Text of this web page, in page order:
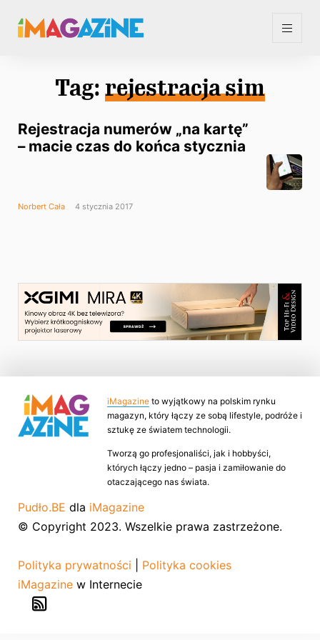
Tag: rejestracja sim
Rejestracja numerów „na kartę”
– macie czas do końca stycznia
Norbert Cała 4 stycznia 2017
iMagazine to wyjątkowy na polskim rynku
magazyn, który łączy ze sobą lifestyle, podróże i
sztukę ze światem technologii.
Tworzą go profesjonaliści, jak i hobbyści,
których łączy jedno – pasja i zamiłowanie do
otaczającego nas świata.
Pudło.BE dla iMagazine
© Copyright 2023. Wszelkie prawa zastrzeżone.
Polityka prywatności
Polityka cookies
iMagazine w Internecie